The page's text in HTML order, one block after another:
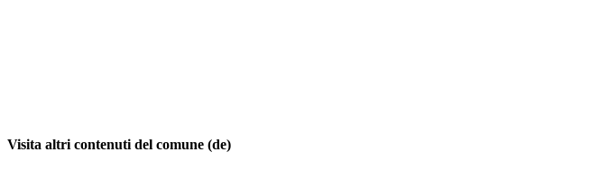
Visita altri contenuti del comune (de)